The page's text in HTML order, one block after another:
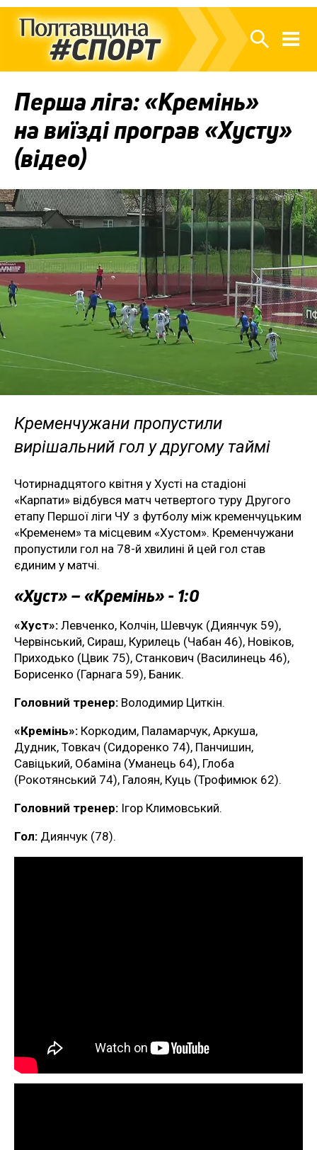
Перша ліга: «Кремінь»
на виїзді програв «Хусту»
(відео)
Кременчужани пропустили
вирішальний гол у другому таймі
Чотирнадцятого квітня у Хусті на стадіоні
«Карпати» відбувся матч четвертого туру Другого
етапу Першої ліги ЧУ з футболу між кременчуцьким
«Кременем» та місцевим «Хустом». Кременчужани
пропустили гол на 78-й хвилині й цей гол став
єдиним у матчі.
«Хуст» – «Кремінь» - 1:0
«Хуст»: Левченко, Колчін, Шевчук (Диянчук 59),
Червінський, Сираш, Курилець (Чабан 46), Новіков,
Приходько (Цвик 75), Станкович (Василинець 46),
Борисенко (Гарнага 59), Баник.
Головний тренер: Володимир Циткін.
«Кремінь»: Коркодим, Паламарчук, Аркуша,
Дудник, Товкач (Сидоренко 74), Панчишин,
Савіцький, Обаміна (Уманець 64), Глоба
(Рокотянський 74), Галоян, Куць (Трофимюк 62).
Головний тренер: Ігор Климовський.
Гол: Диянчук (78).